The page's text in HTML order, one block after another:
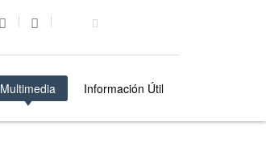
Multimedia Información Útil